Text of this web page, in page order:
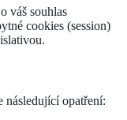
váš souhlas
cookies (session)
následující opatření: